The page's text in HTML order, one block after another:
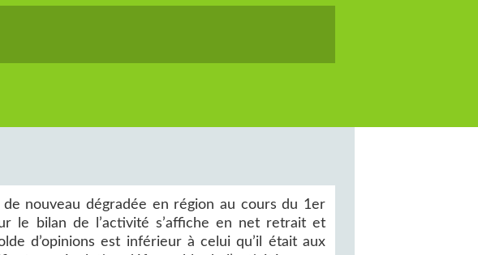
de nouveau dégradée en région au cours du 1er
le bilan de l’activité s’affiche en net retrait et
d’opinions est inférieur à celui qu’il était aux